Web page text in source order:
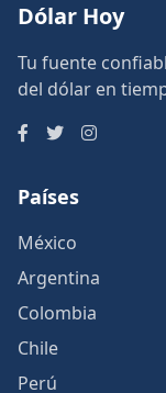
Dólar Hoy
Tu fuente
del dólar en
Países
México
Argentina
Colombia
Chile
Perú